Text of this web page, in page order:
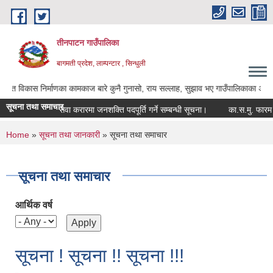
Skip to main content
तीनपाटन गाउँपालिका
बागमती प्रदेश, लाम्पन्टार , सिन्धुली
कामकाज बारे कुनै गुनासो, राय सल्लाह, सुझाव भए गाउँपालिकाका अध्यक्ष ज्यू,
सूचना तथा समाचारसेवा करारमा जनशक्ति पदपूर्ति गर्ने सम्बन्धी सूचना। का.स.मु. फारम पेस गर्ने
You are here
Home » सूचना तथा जानकारी» सूचना तथा समाचार
सूचना तथा समाचार
आर्थिक वर्ष
सूचना ! सूचना !! सूचना !!!